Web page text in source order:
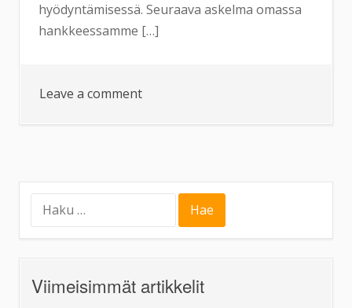
hyödyntämisessä. Seuraava askelma omassa
hankkeessamme […]
Leave a commenton
Viimeisimmät artikkelit